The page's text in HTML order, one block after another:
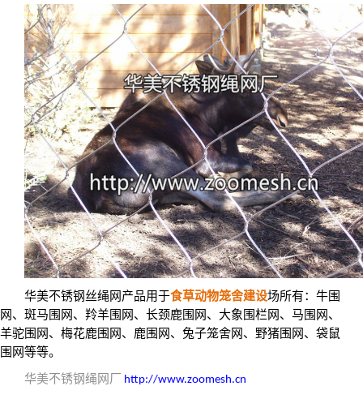
华美不锈钢丝绳网产品用于食草动物笼舍建设场所有：牛围
网、斑马围网、羚羊围网、长颈鹿围网、大象围栏网、马围网、
羊驼围网、梅花鹿围网、鹿围网、兔子笼舍网、野猪围网、袋鼠
围网等等。
华美不锈钢绳网厂 http://www.zoomesh.cn